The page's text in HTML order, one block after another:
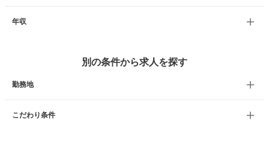
年収
別の条件から求人を探す
勤務地
こだわり条件